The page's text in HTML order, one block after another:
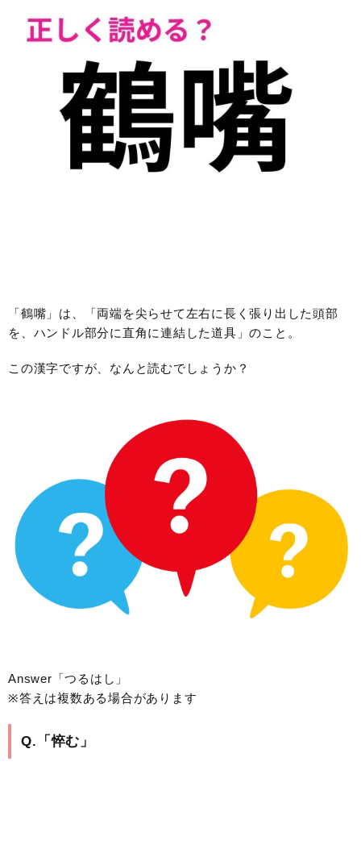
「鶴嘴」は、「両端を尖らせて左右に長く張り出した頭部
を、ハンドル部分に直角に連結した道具」のこと。
この漢字ですが、なんと読むでしょうか？
Answer「つるはし」
※答えは複数ある場合があります
Q.「悴む」